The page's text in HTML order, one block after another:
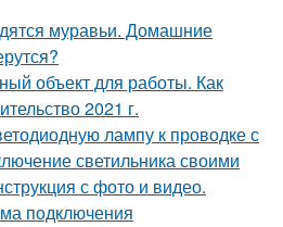
муравьи. Домашние
объект для работы. Как
2021 г.
лампу к проводке с
светильника своими
с фото и видео.
подключения